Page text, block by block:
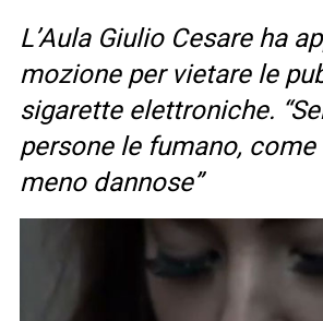
L’Aula Giulio Cesare ha
mozione per vietare le
sigarette elettroniche.
persone le fumano,
meno dannose”